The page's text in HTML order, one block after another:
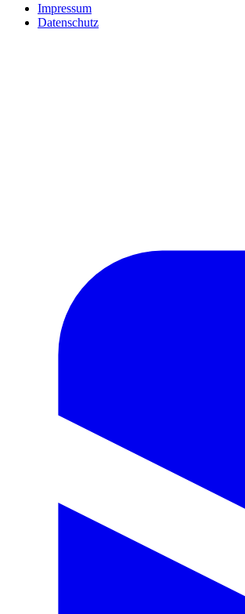
Impressum
Datenschutz